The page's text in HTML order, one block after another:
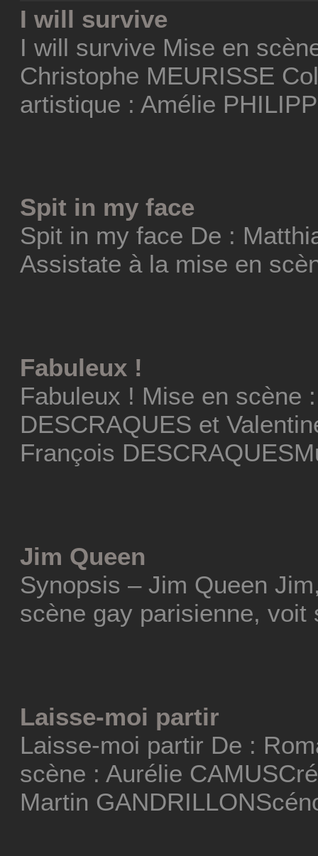
I will survive
I will survive Mise en
Christophe MEURISSE
artistique : Amélie
Spit in my face
Spit in my face De :
Assistate à la mise en
Fabuleux !
Fabuleux ! Mise en scène
DESCRAQUES et
François
Jim Queen
Synopsis – Jim Queen
scène gay parisienne, voit
Laisse-moi partir
Laisse-moi partir De :
scène : Aurélie
Martin